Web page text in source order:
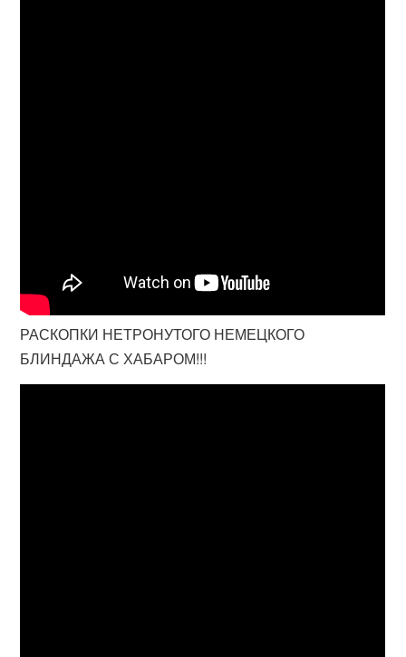
РАСКОПКИ НЕТРОНУТОГО НЕМЕЦКОГО
БЛИНДАЖА С ХАБАРОМ!!!